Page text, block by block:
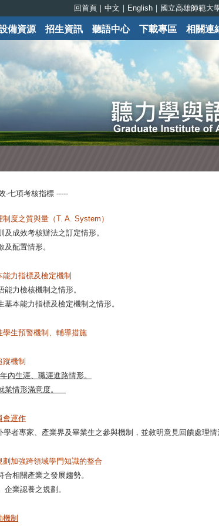
回首頁 ｜ 中文 ｜ English ｜ 國立高雄師範大
備資源 招生資訊 聽語中心 下載專區 相關連
-七項考核指標 -----
度之質與量（T. A. System）
成效考核辦法之訂定情形。
及配置情形。
力指標及檢定機制
力檢核機制之情形。
基本能力指標及檢定機制之情形。
學生預警機制、輔導措施
蹤機制
內生涯、職涯進路情形。
業情形滿意度。
會運作
學者專家、產業界及畢業生之參與機制，並敘明意見回饋處理
劃加強跨領域學門知識的整合
相關產業之發展趨勢。
業認養之規劃。
機制